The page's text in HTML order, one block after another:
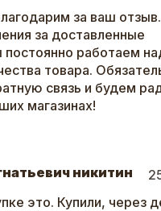
за ваш отзыв.
за доставленные
работаем
товара.
связь и будем
магазинах!
никитин
это. Купили, через